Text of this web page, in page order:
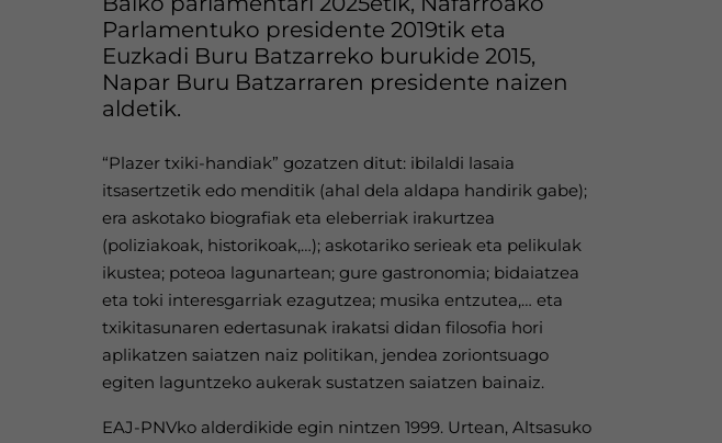
Parlamentuko presidente 2019tik eta
Euzkadi Buru Batzarreko burukide 2015,
Napar Buru Batzarraren presidente naizen
aldetik.
“Plazer txiki-handiak” gozatzen ditut: ibilaldi lasaia
itsasertzetik edo menditik (ahal dela aldapa handirik gabe);
era askotako biografiak eta eleberriak irakurtzea
(poliziakoak, historikoak,…); askotariko serieak eta pelikulak
ikustea; poteoa lagunartean; gure gastronomia; bidaiatzea
eta toki interesgarriak ezagutzea; musika entzutea,… eta
txikitasunaren edertasunak irakatsi didan filosofia hori
aplikatzen saiatzen naiz politikan, jendea zoriontsuago
egiten laguntzeko aukerak sustatzen saiatzen bainaiz.
EAJ-PNVko alderdikide egin nintzen 1999. Urtean, Altsasuko